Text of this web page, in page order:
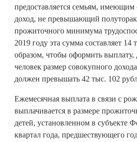
предоставляется семьям, имеющим
доход, не превышающий
прожиточного минимума
2019 году эта сумма составляет
образом, чтобы оформить выплату,
человек размер совокупного
должен превышать 42 тыс. 102
Ежемесячная выплата в связи с
выплачивается в размере
детей, установленном в субъекте
квартал года, предшествующего